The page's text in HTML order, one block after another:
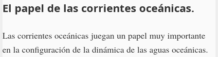
El papel de las corrientes oceánicas.
Las corrientes oceánicas juegan un papel muy importante
en la configuración de la dinámica de las aguas oceánicas.